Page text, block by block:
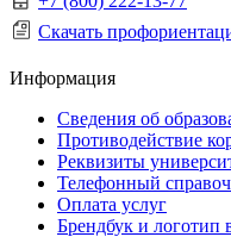
Скачать
Информация
Сведения об
Противодействие
Реквизиты
Телефонный
Оплата услуг
Брендбук и логотип